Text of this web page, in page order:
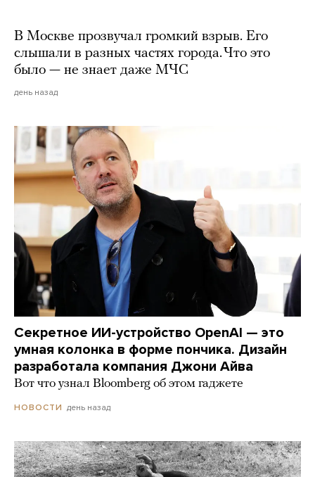
В Москве прозвучал громкий взрыв. Его
слышали в разных частях города. Что это
было — не знает даже МЧС
день назад
Секретное ИИ-устройство OpenAI — это
умная колонка в форме пончика. Дизайн
разработала компания Джони Айва
Вот что узнал Bloomberg об этом гаджете
НОВОСТИ день назад